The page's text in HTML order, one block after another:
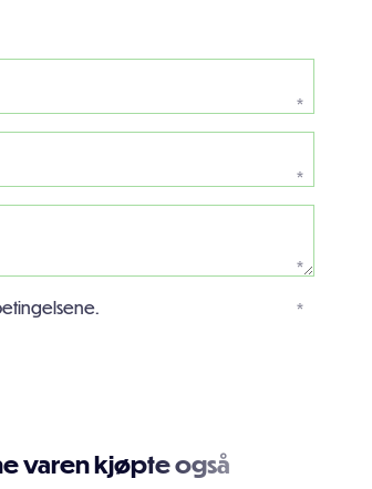
*
*
*
*
varen kjøpte også